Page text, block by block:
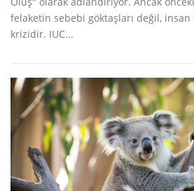
felaketin sebebi göktaşları değil,
krizidir. IUC...